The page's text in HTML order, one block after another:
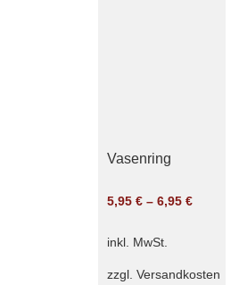
Vasenring
5,95 €– 6,95 €
inkl. MwSt.
zzgl. Versandkosten